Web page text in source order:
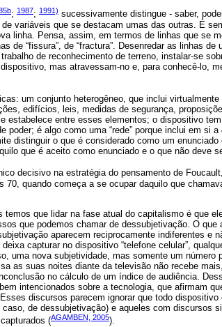
; 1987; 1991) sucessivamente distingue - saber,
variáveis que se destacam umas das outras. É
linha. Pensa, assim, em termos de linhas que se
de “fissura”, de “fractura”. Desenredar as linhas
de reconhecimento de terreno, instalar-se
mas atravessam-no e, para conhecê-lo,
um conjunto heterogêneo, que inclui
edifícios, leis, medidas de segurança,
estabelece entre esses elementos; o dispositivo
é algo como uma “rede” porque inclui em si a
distinguir o que é considerado como um
que é aceito como enunciado e o que não deve
decisivo na estratégia do pensamento de
quando começa a se ocupar daquilo que
que lidar na fase atual do capitalismo é que
que podemos chamar de dessubjetivação. O que
aparecem reciprocamente indiferentes e
capturar no dispositivo “telefone celular”,
uma nova subjetividade, mas somente um número
as suas noites diante da televisão não recebe
no cálculo de um índice de audiência.
intencionados sobre a tecnologia, que afirmam
discursos parecem ignorar que todo dispositivo
de dessubjetivação) e aqueles com discursos
(AGAMBEN, 2005).